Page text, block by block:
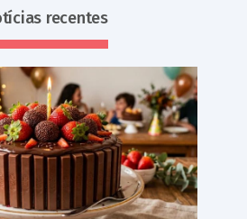
recentes